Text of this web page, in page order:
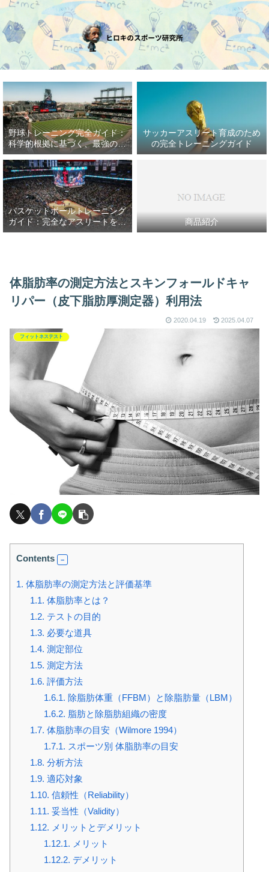
野球トレーニング完全ガイド：
科学的根拠に基づく、最強の野
球アスリート育成プラン
サッカーアスリート育成のため
の完全トレーニングガイド
バスケットボールトレーニング
ガイド：完全なアスリートを目
指して
商品紹介
体脂肪率の測定方法とスキンフォールドキャ
リパー（皮下脂肪厚測定器）利用法
2020.04.19 2025.04.07
フィットネステスト
Contents
1. 体脂肪率の測定方法と評価基準
1.1. 体脂肪率とは？
1.2. テストの目的
1.3. 必要な道具
1.4. 測定部位
1.5. 測定方法
1.6. 評価方法
1.6.1. 除脂肪体重（FFBM）と除脂肪量（LBM）
1.6.2. 脂肪と除脂肪組織の密度
1.7. 体脂肪率の目安（Wilmore 1994）
1.7.1. スポーツ別 体脂肪率の目安
1.8. 分析方法
1.9. 適応対象
1.10. 信頼性（Reliability）
1.11. 妥当性（Validity）
1.12. メリットとデメリット
1.12.1. メリット
1.12.2. デメリット